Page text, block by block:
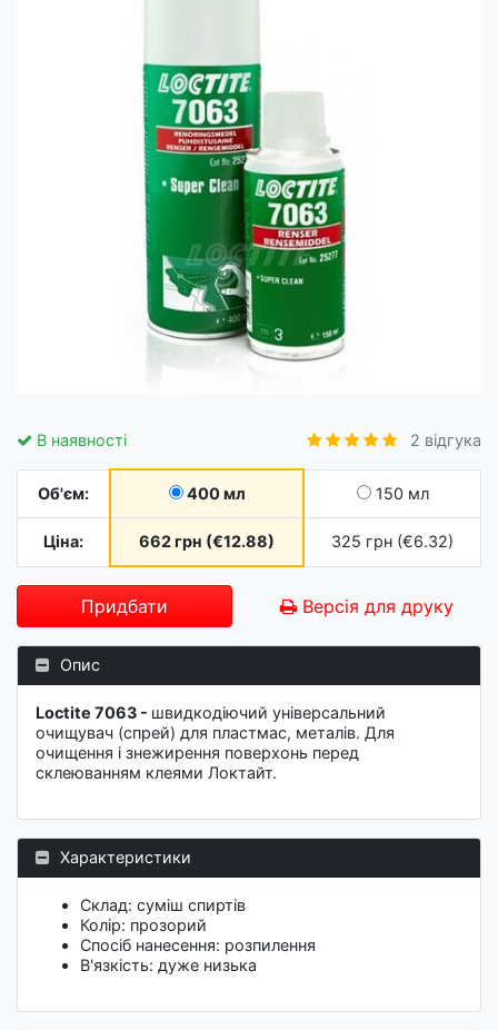
2 відгука
В наявності
Об'єм: 400 мл 150 мл
Ціна: 662 грн (€12.88) 325 грн (€6.32)
Придбати Версія для друку
Опис
Loctite 7063 - швидкодіючий універсальний
очищувач (спрей) для пластмас, металів. Для
очищення і знежирення поверхонь перед
склеюванням клеями Локтайт.
Характеристики
Склад: суміш спиртів
Колір: прозорий
Спосіб нанесення: розпилення
В'язкість: дуже низька